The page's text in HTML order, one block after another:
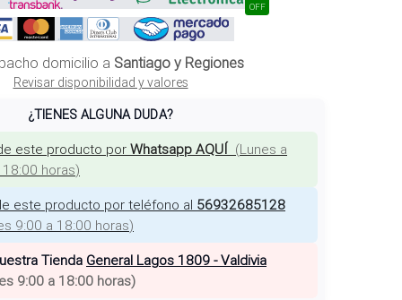
OFF
domicilio a Santiago y Regiones
Revisar disponibilidad y valores
¿TIENES ALGUNA DUDA?
este producto por Whatsapp AQUÍ (Lunes a
horas)
este producto por teléfono al 56932685128
9:00 a 18:00 horas)
Tienda General Lagos 1809 - Valdivia
9:00 a 18:00 horas)